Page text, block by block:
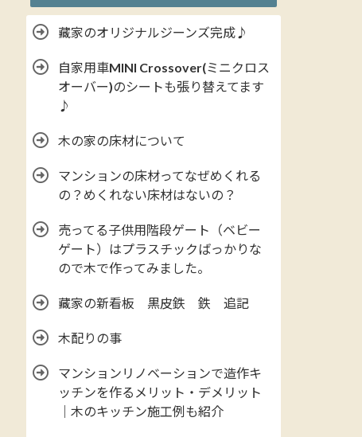
藏家のオリジナルジーンズ完成♪
自家用車MINI Crossover(ミニクロス
オーバー)のシートも張り替えてます
♪
木の家の床材について
マンションの床材ってなぜめくれる
の？めくれない床材はないの？
売ってる子供用階段ゲート（ベビー
ゲート）はプラスチックばっかりな
ので木で作ってみました。
藏家の新看板 黒皮鉄 鉄 追記
木配りの事
マンションリノベーションで造作キ
ッチンを作るメリット・デメリット
｜木のキッチン施工例も紹介